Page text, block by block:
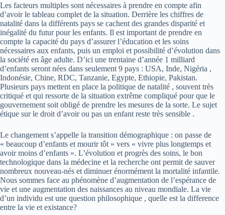
Les facteurs multiples sont nécessaires à prendre en compte afin
d’avoir le tableau complet de la situation. Derrière les chiffres de
natalité dans la différents pays se cachent des grandes disparité et
inégalité du futur pour les enfants. Il est important de prendre en
compte la capacité du pays d’assurer l’éducation et les soins
nécessaires aux enfants, puis un emploi et possibilité d’évolution dans
la société en âge adulte. D’ici une trentaine d’année 1 milliard
d’enfants seront nées dans seulement 9 pays : USA, Inde, Nigéria ,
Indonésie, Chine, RDC, Tanzanie, Egypte, Ethiopie, Pakistan.
Plusieurs pays mettent en place la politique de natalité , souvent très
critiqué et qui ressorte de la situation extrême compliqué pour que le
gouvernement soit obligé de prendre les mesures de la sorte. Le sujet
étique sur le droit d’avoir ou pas un enfant reste très sensible .
Le changement s’appelle la transition démographique : on passe de
« beaucoup d’enfants et mourir tôt » vers « vivre plus longtemps et
avoir moins d’enfants ». L’évolution et progrès des soins, le bon
technologique dans la médecine et la recherche ont permit de sauver
nombreux nouveau-nés et diminuer énormément la mortalité infantile.
Nous sommes face au phénomène d’augmentation de l’espérance de
vie et une augmentation des naissances au niveau mondiale. La vie
d’un individu est une question philosophique , quelle est la difference
entre la vie et existance?